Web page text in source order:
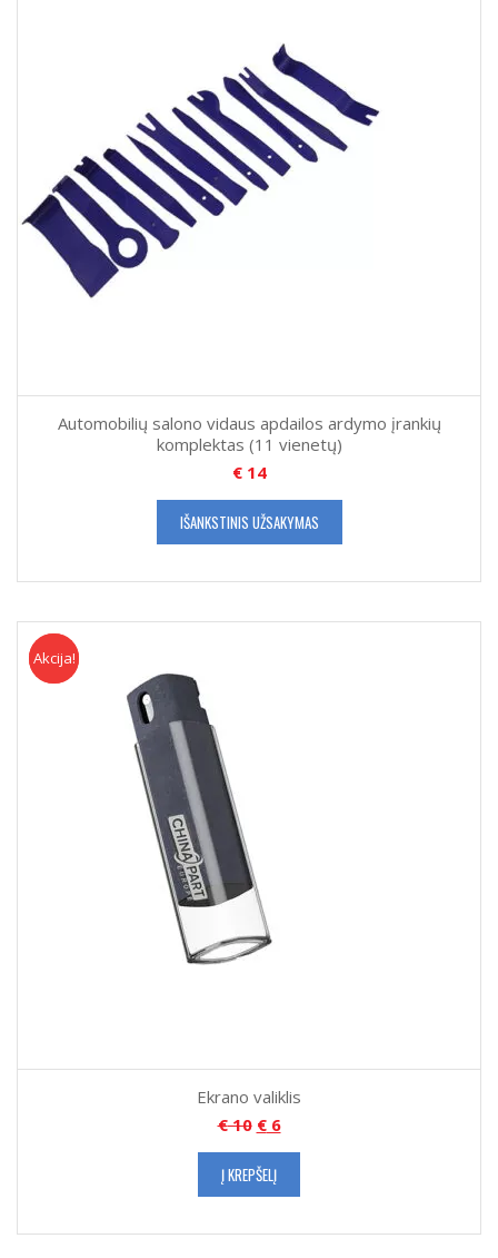
Automobilių salono vidaus apdailos ardymo įrankių
komplektas (11 vienetų)
€14
IŠANKSTINIS UŽSAKYMAS
Akcija
Akcija!
Ekrano valiklis
€10 €6
Į KREPŠELĮ